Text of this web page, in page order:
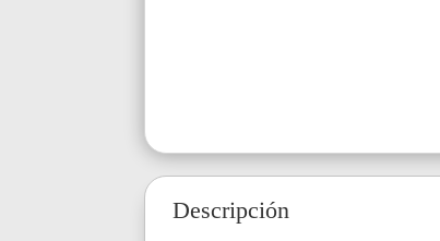
Descripción